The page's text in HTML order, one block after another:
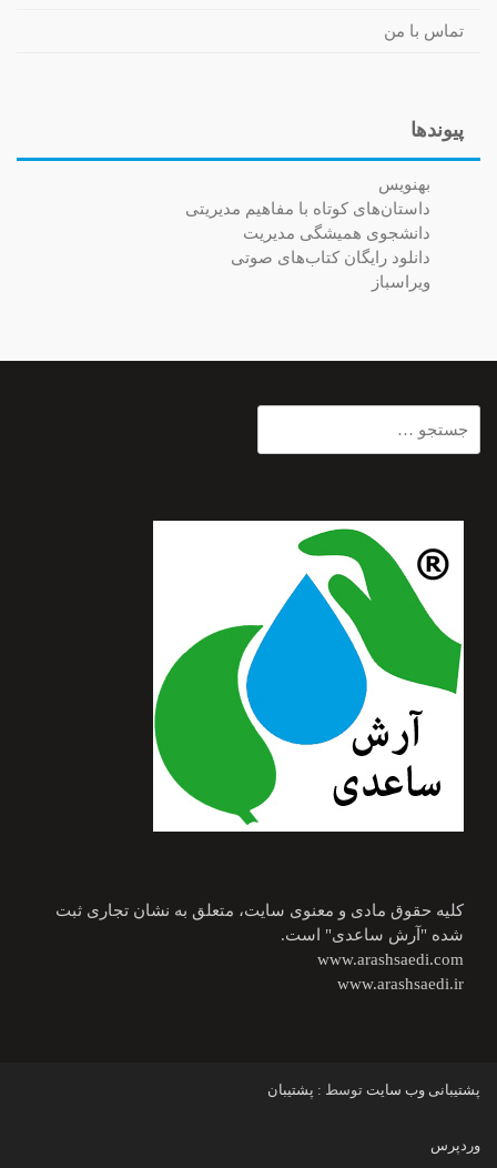
تماس با من
پیوندها
بهنویس
داستان‌های کوتاه با مفاهیم مدیریتی
دانشجوی همیشگی مدیریت
دانلود رایگان کتاب‌های صوتی
ویراسباز
برای:
کلیه حقوق مادی و معنوی سایت، متعلق به نشان تجاری ثبت
شده "آرش ساعدی" است.
www.arashsaedi.com
www.arashsaedi.ir
پشتیبانی وب سایت توسط : پشتیبان
وردپرس